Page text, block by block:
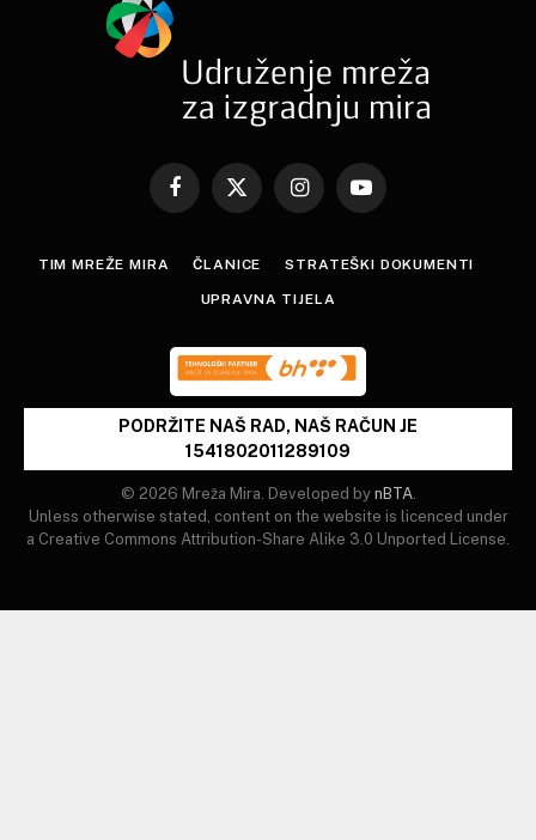
Facebook
X
InstagramYouTube
TIM MREŽE MIRA ČLANICE STRATEŠKI DOKUMENTI
UPRAVNA TIJELA
PODRŽITE NAŠ RAD, NAŠ RAČUN JE
1541802011289109
© 2026 Mreža Mira. Developed by nBTA.
Unless otherwise stated, content on the website is licenced under
a Creative Commons Attribution-Share Alike 3.0 Unported License.